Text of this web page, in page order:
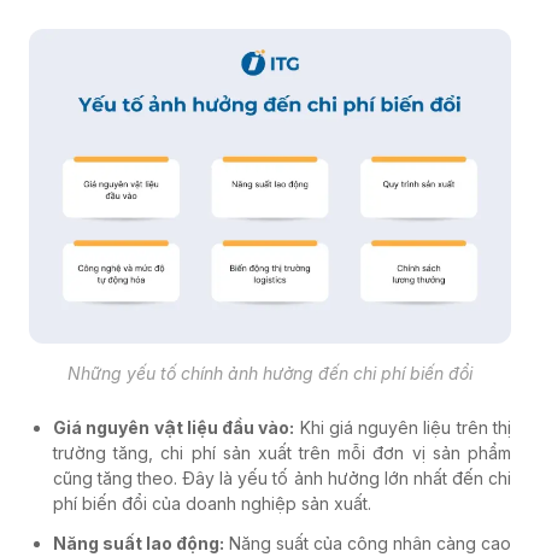
Những yếu tố chính ảnh hưởng đến chi phí biến đổi
Giá nguyên vật liệu đầu vào: Khi giá nguyên liệu trên thị
trường tăng, chi phí sản xuất trên mỗi đơn vị sản phẩm
cũng tăng theo. Đây là yếu tố ảnh hưởng lớn nhất đến chi
phí biến đổi của doanh nghiệp sản xuất.
Năng suất lao động: Năng suất của công nhân càng cao